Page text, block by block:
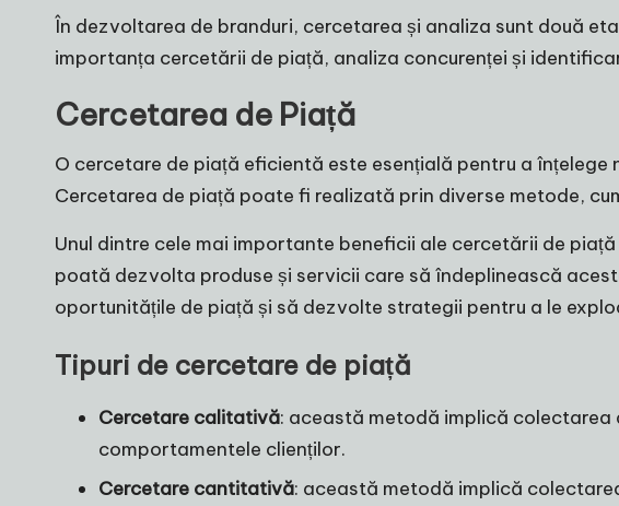
În dezvoltarea de branduri, cercetarea și analiza sunt două
importanța cercetării de piață, analiza concurenței și
Cercetarea de Piață
O cercetare de piață eficientă este esențială pentru a
Cercetarea de piață poate fi realizată prin diverse metode,
Unul dintre cele mai importante beneficii ale cercetării de
poată dezvolta produse și servicii care să îndeplinească
oportunitățile de piață și să dezvolte strategii pentru a le
Tipuri de cercetare de piață
Cercetare calitativă: această metodă implică colectarea
comportamentele clienților.
Cercetare cantitativă: această metodă implică